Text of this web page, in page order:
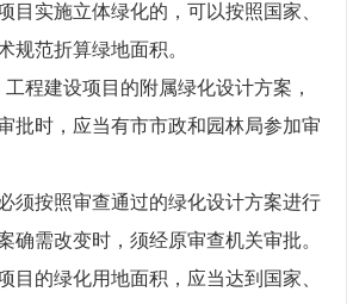
实施立体绿化的，可以按照国家、
规范折算绿地面积。
建设项目的附属绿化设计方案，
批时，应当有市市政和园林局参加审
按照审查通过的绿化设计方案进行
确需改变时，须经原审查机关审批。
的绿化用地面积，应当达到国家、